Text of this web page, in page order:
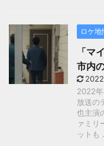
ロケ地
「マ
市内
2022
放送の
也主演
ァミリ
ットも